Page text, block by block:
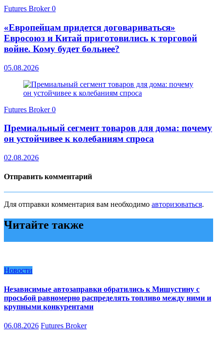
Futures Broker0
«Европейцам придется договариваться»
Евросоюз и Китай приготовились к торговой
войне. Кому будет больнее?
05.08.2026
Futures Broker0
Премиальный сегмент товаров для дома: почему
он устойчивее к колебаниям спроса
02.08.2026
Отправить комментарий
Для отправки комментария вам необходимо авторизоваться.
Читайте также
Новости
Независимые автозаправки обратились к Мишустину с
просьбой равномерно распределять топливо между ними и
крупными конкурентами
06.08.2026 Futures Broker